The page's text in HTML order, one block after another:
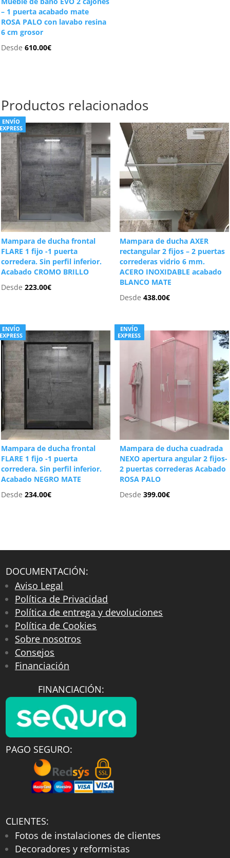
– 1 puerta acabado mate
ROSA PALO con lavabo resina
6 cm grosor
Desde610.00€
Productos relacionados
ENVÍO
Mampara de ducha frontal
FLARE 1 fijo -1 puerta
corredera. Sin perfil inferior.
Acabado CROMO BRILLO
Desde223.00€
Mampara de ducha AXER
rectangular 2 fijos – 2 puertas
correderas vidrio 6 mm.
ACERO INOXIDABLE acabado
BLANCO MATE
Desde 438.00€
ENVÍO
Mampara de ducha frontal
FLARE 1 fijo -1 puerta
corredera. Sin perfil inferior.
Acabado NEGRO MATE
Desde234.00€
ENVÍO
EXPRESS
Mampara de ducha cuadrada
NEXO apertura angular 2 fijos-
2 puertas correderas Acabado
ROSA PALO
Desde 399.00€
DOCUMENTACIÓN:
Aviso Legal
Política de Privacidad
Política de entrega y devoluciones
Política de Cookies
Sobre nosotros
Consejos
Financiación
FINANCIACIÓN:
PAGO SEGURO:
CLIENTES:
Fotos de instalaciones de clientes
Decoradores y reformistas